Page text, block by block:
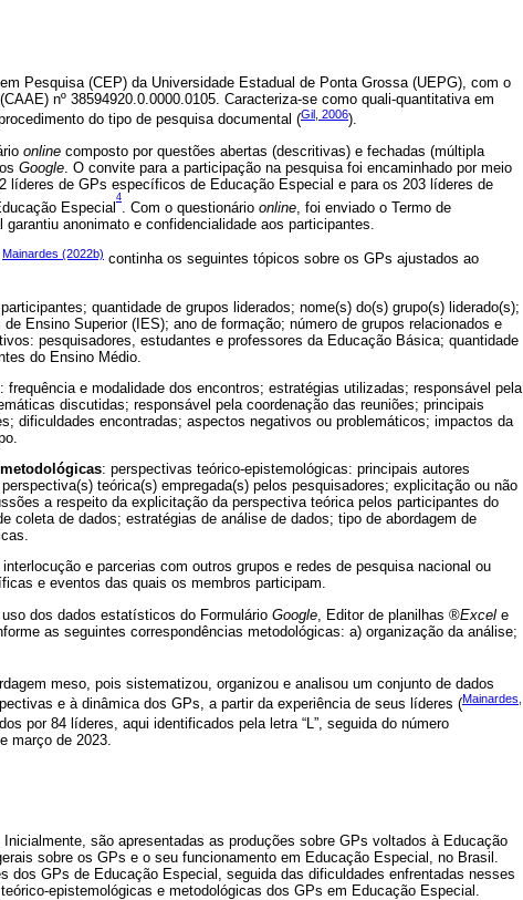
Pesquisa (CEP) da Universidade Estadual de Ponta Grossa (UEPG), com o
nº 38594920.0.0000.0105. Caracteriza-se como quali-quantitativa em
do tipo de pesquisa documental (Gil, 2006).
online composto por questões abertas (descritivas) e fechadas (múltipla
Google . O convite para a participação na pesquisa foi encaminhado por meio
líderes de GPs específicos de Educação Especial e para os 203 líderes de
Especial
4
. Com o questionário online , foi enviado o Termo de
anonimato e confidencialidade aos participantes.
Mainardes (2022b) continha os seguintes tópicos sobre os GPs ajustados ao
quantidade de grupos liderados; nome(s) do(s) grupo(s) liderado(s);
Ensino Superior (IES); ano de formação; número de grupos relacionados e
pesquisadores, estudantes e professores da Educação Básica; quantidade
do Ensino Médio.
: frequência e modalidade dos encontros; estratégias utilizadas; responsável pela
discutidas; responsável pela coordenação das reuniões; principais
dificuldades encontradas; aspectos negativos ou problemáticos; impactos da
: perspectivas teórico-epistemológicas: principais autores
teórica(s) empregada(s) pelos pesquisadores; explicitação ou não
a respeito da explicitação da perspectiva teórica pelos participantes do
coleta de dados; estratégias de análise de dados; tipo de abordagem de
interlocução e parcerias com outros grupos e redes de pesquisa nacional ou
e eventos das quais os membros participam.
dos dados estatísticos do Formulário Google, Editor de planilhas ®Excel e
as seguintes correspondências metodológicas: a) organização da análise;
meso, pois sistematizou, organizou e analisou um conjunto de dados
e à dinâmica dos GPs, a partir da experiência de seus líderes (Mainardes,
por 84 líderes, aqui identificados pela letra “L”, seguida do número
março de 2023.
são apresentadas as produções sobre GPs voltados à Educação
sobre os GPs e o seu funcionamento em Educação Especial, no Brasil.
dos GPs de Educação Especial, seguida das dificuldades enfrentadas nesses
epistemológicas e metodológicas dos GPs em Educação Especial.